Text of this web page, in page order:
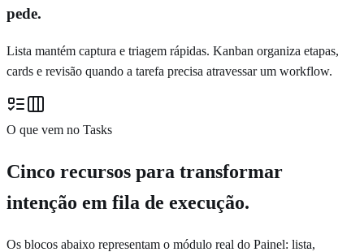
pede.
Lista mantém captura e triagem rápidas. Kanban organiza etapas,
cards e revisão quando a tarefa precisa atravessar um workflow.
O que vem no Tasks
Cinco recursos para transformar
intenção em fila de execução.
Os blocos abaixo representam o módulo real do Painel: lista,